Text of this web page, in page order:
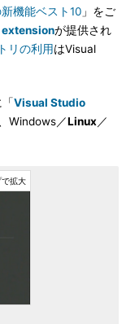
機能ベスト10 」をご
が提供され
リの利用はVisual
Visual Studio
Windows／Linux ／